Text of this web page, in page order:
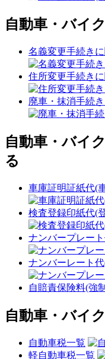
自動車・バイ
名義変更手続き
住所変更手続き
廃車・抹消手続
自動車・バイ
る
車庫証明証紙代(
検査登録印紙代(
ナンバープレー
ナンバーレート
自賠責保険料(強
自動車・バイ
自動車税一覧
軽自動車税一覧